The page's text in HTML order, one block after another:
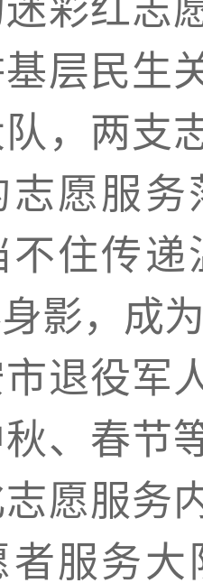
层民生
，两支
愿服
住传
影，成
役军人
、春节
愿服务
服务